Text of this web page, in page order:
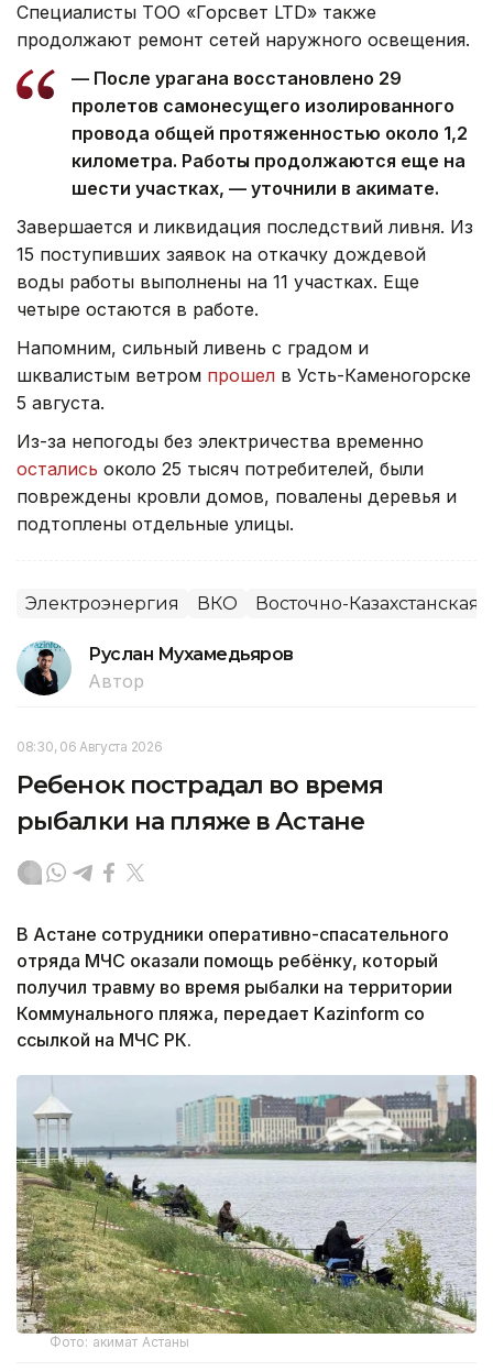
Специалисты ТОО «Горсвет LTD» также
продолжают ремонт сетей наружного освещения.
— После урагана восстановлено 29
пролетов самонесущего изолированного
провода общей протяженностью около 1,2
километра. Работы продолжаются еще на
шести участках, — уточнили в акимате.
Завершается и ликвидация последствий ливня. Из
15 поступивших заявок на откачку дождевой
воды работы выполнены на 11 участках. Еще
четыре остаются в работе.
Напомним, сильный ливень с градом и
шквалистым ветром прошел в Усть-Каменогорске
5 августа.
Из-за непогоды без электричества временно
остались около 25 тысяч потребителей, были
повреждены кровли домов, повалены деревья и
подтоплены отдельные улицы.
Электроэнергия ВКО Восточно-Казахстанская
Руслан Мухамедьяров
Автор
08:30, 06 Августа 2026
Ребенок пострадал во время
рыбалки на пляже в Астане
В Астане сотрудники оперативно-спасательного
отряда МЧС оказали помощь ребёнку, который
получил травму во время рыбалки на территории
Коммунального пляжа, передает Kazinform со
ссылкой на МЧС РК.
Фото: акимат Астаны